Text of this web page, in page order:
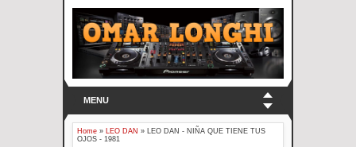
MENU
Home » LEO DAN »
LEO DAN - NIÑA QUE TIENE TUS
OJOS - 1981